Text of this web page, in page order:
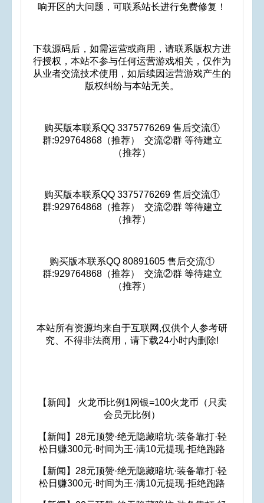
响开区的大问题，可联系站长进行免费修复！
下载源码后，如需运营或商用，请联系版权方进
行授权，本站不参与任何运营游戏相关，仅作为
从业者交流技术使用，如后续因运营游戏产生的
版权纠纷与本站无关。
购买版本联系QQ 3375776269 售后交流①
群:929764868（推荐） 交流②群 等待建立
（推荐）
购买版本联系QQ 3375776269 售后交流①
群:929764868（推荐） 交流②群 等待建立
（推荐）
购买版本联系QQ 80891605 售后交流①
群:929764868（推荐） 交流②群 等待建立
（推荐）
本站所有资源均来自于互联网,仅供个人参考研
究、不得非法商用，请下载24小时内删除!
【新闻】 火龙币比例1网银=100火龙币（只卖
会员无比例）
【新闻】28元顶赞·绝无隐藏暗坑·装备靠打·轻
松日赚300元·时间为王·满10元提现·拒绝跑路
【新闻】28元顶赞·绝无隐藏暗坑·装备靠打·轻
松日赚300元·时间为王·满10元提现·拒绝跑路